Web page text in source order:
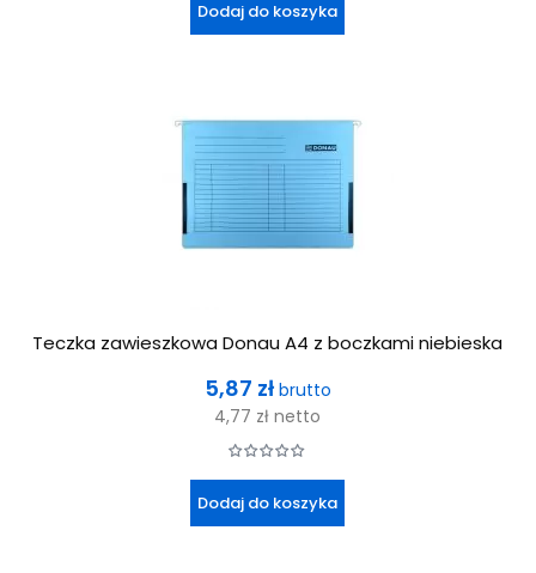
Dodaj do koszyka
Teczka zawieszkowa Donau A4 z boczkami niebieska
Cena
5,87 zł brutto
4,77 zł netto
Dodaj do koszyka